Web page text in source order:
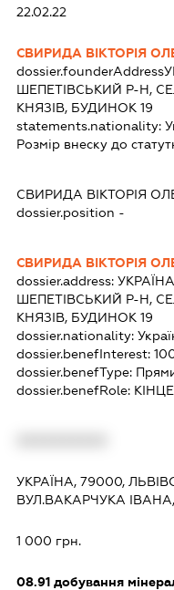
22.02.22
СВИРИДА ВІКТОРІЯ
dossier.founderAddress
ШЕПЕТІВСЬКИЙ Р-Н,
КНЯЗІВ, БУДИНОК 19
statements.nationality:
Розмір внеску до
СВИРИДА ВІКТОРІЯ
dossier.position -
СВИРИДА ВІКТОРІЯ
dossier.address:
ШЕПЕТІВСЬКИЙ Р-Н,
КНЯЗІВ, БУДИНОК 19
dossier.nationality:
dossier.benefInterest:
dossier.benefType:
dossier.benefRole:
УКРАЇНА, 79000,
ВУЛ.ВАКАРЧУКА
1 000 грн.
08.91добування